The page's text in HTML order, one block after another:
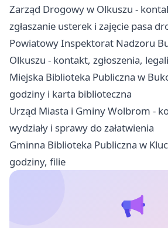
Zarząd Drogowy w Olkuszu -
zgłaszanie usterek i zajęcie pasa
Powiatowy Inspektorat Nadzoru
Olkuszu - kontakt, zgłoszenia,
Miejska Biblioteka Publiczna w
godziny i karta biblioteczna
Urząd Miasta i Gminy Wolbrom -
wydziały i sprawy do załatwienia
Gminna Biblioteka Publiczna w
godziny, filie